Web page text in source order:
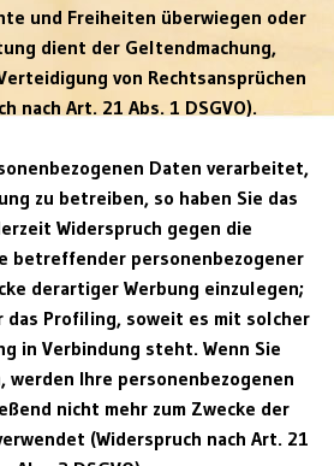
und Freiheiten überwiegen oder
dient der Geltendmachung,
von Rechtsansprüchen
nach Art. 21 Abs. 1 DSGVO).
Daten verarbeitet,
zu betreiben, so haben Sie das
Widerspruch gegen die
betreffender personenbezogener
derartiger Werbung einzulegen;
das Profiling, soweit es mit solcher
in Verbindung steht. Wenn Sie
werden Ihre personenbezogenen
nicht mehr zum Zwecke der
(Widerspruch nach Art. 21